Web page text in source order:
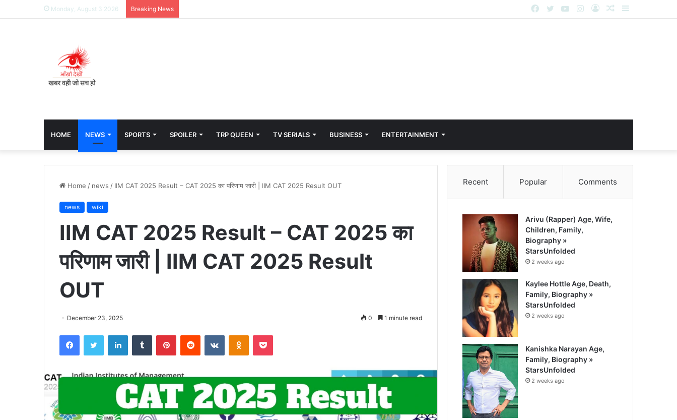
Monday, August 3 2026 Breaking News Sidebar
Random
Log
Instagram
YouTube
Twitter
Facebook
HOME NEWS SPORTS SPOILER TRP QUEEN TV SERIALS BUSINESS ENTERTAINMENT
Home / news / IIM CAT 2025 Result – CAT 2025 का परिणाम जारी | IIM CAT 2025 Result OUT
news wiki
IIM CAT 2025 Result – CAT 2025 का
परिणाम जारी | IIM CAT 2025 Result
OUT
December 23, 2025 0 1 minute read
FacebookTwitter LinkedInTumblr PinterestReddit VKontakteOdnoklassniki
Pocket
Recent Popular Comments
Arivu (Rapper) Age, Wife,
Children, Family,
Biography »
StarsUnfolded
2 weeks ago
Kaylee Hottle Age, Death,
Family, Biography »
StarsUnfolded
2 weeks ago
Kanishka Narayan Age,
Family, Biography »
StarsUnfolded
2 weeks ago